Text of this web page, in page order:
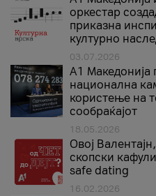
оркестар
приказна
културно
03.07.2026
A1 Македонија
национална
користење на
сообраќајот
18.05.2026
Овој
скопски
safe dating
16.02.2026